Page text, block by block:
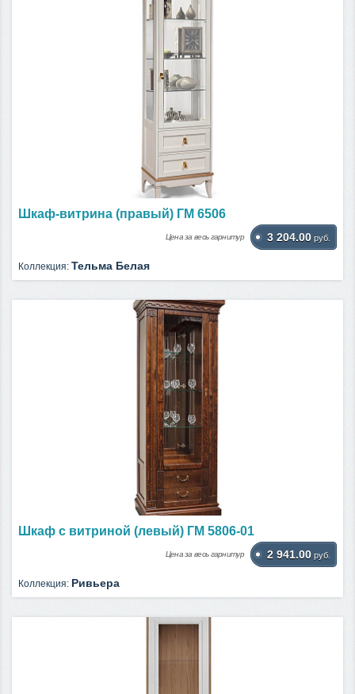
Шкаф-витрина (правый) ГМ 6506
Цена за весь гарнитур 3 204.00 руб.
Коллекция: Тельма Белая
Шкаф с витриной (левый) ГМ 5806-01
Цена за весь гарнитур 2 941.00 руб.
Коллекция: Ривьера